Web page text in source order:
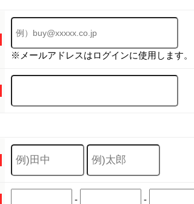
※メールアドレスはログインに使用します。
- -